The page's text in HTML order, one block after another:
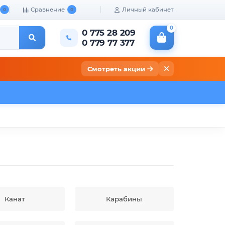
0 Сравнение 0 Личный кабинет
0 775 28 209
0 779 77 377
0
Смотреть акции
Канат Карабины